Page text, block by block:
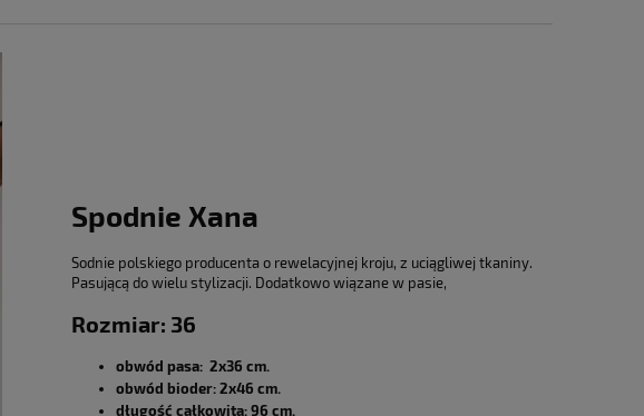
Spodnie Xana
Sodnie polskiego producenta o rewelacyjnej kroju, z uciągliwej tkaniny.
Pasującą do wielu stylizacji. Dodatkowo wiązane w pasie,
Rozmiar: 36
obwód pasa: 2x36 cm.
obwód bioder: 2x46 cm.
długość całkowita: 96 cm.